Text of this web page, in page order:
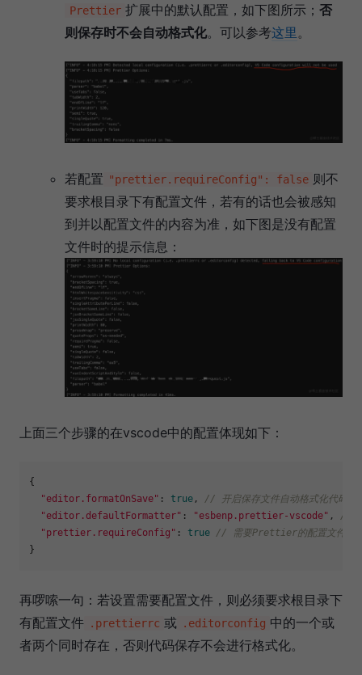
Prettier 扩展中的默认配置，如下图所示；否
则保存时不会自动格式化。可以参考这里 。
若配置 "prettier.requireConfig": false 则不
要求根目录下有配置文件，若有的话也会被感知
到并以配置文件的内容为准，如下图是没有配置
文件时的提示信息：
上面三个步骤的在vscode中的配置体现如下：
{
"editor.formatOnSave" : true , // 开启保存文件自动格式化代码
"editor.defaultFormatter" : "esbenp.prettier-vscode" , //
"prettier.requireConfig" : true // 需要Prettier的配置文件
再啰嗦一句：若设置需要配置文件，则必须要求根目录下
有配置文件 .prettierrc 或 .editorconfig 中的一个或
者两个同时存在，否则代码保存不会进行格式化。